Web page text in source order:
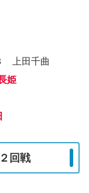
上田千曲
姫
２回戦